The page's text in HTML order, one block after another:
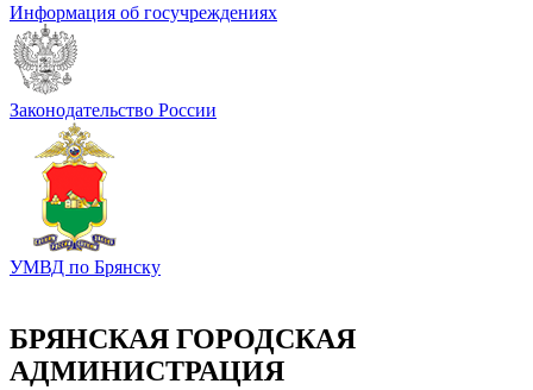
Информация об госучреждениях
Законодательство России
УМВД по Брянску
БРЯНСКАЯ ГОРОДСКАЯ
АДМИНИСТРАЦИЯ